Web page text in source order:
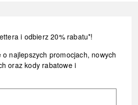
i odbierz 20% rabatu*!
najlepszych promocjach, nowych
oraz kody rabatowe i